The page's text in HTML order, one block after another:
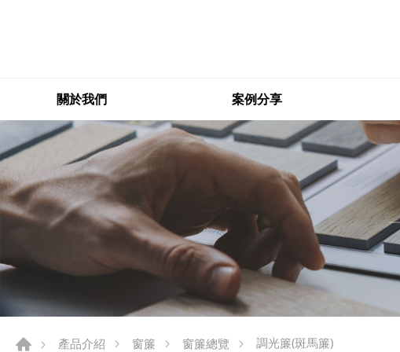
關於我們 案例分享
產品介紹 窗簾 窗簾總覽 調光簾(斑馬簾)